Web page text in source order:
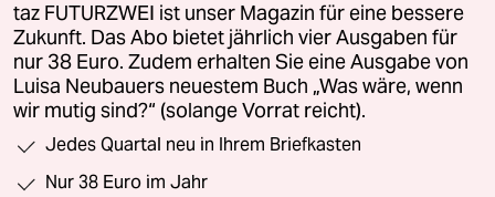
taz FUTURZWEI ist unser Magazin für eine bessere
Zukunft. Das Abo bietet jährlich vier Ausgaben für
nur 38 Euro. Zudem erhalten Sie eine Ausgabe von
Luisa Neubauers neuestem Buch „Was wäre, wenn
wir mutig sind?“ (solange Vorrat reicht).
Jedes Quartal neu in Ihrem Briefkasten
Nur 38 Euro im Jahr